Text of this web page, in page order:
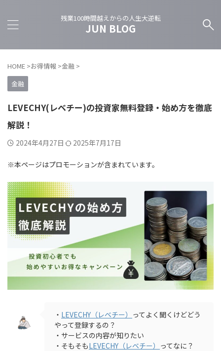
残業100時間越えからの人生大逆転
JUN BLOG
HOME >お得情報 >金融 >
金融
LEVECHY(レベチー)の投資家無料登録・始め方を徹底
解説！
2024年4月27日 2025年7月17日
※本ページはプロモーションが含まれています。
・ LEVECHY（レベチー） ってよく聞くけどどう
やって登録するの？
・サービスの内容が知りたい
・そもそもLEVECHY（レベチー） ってなに？